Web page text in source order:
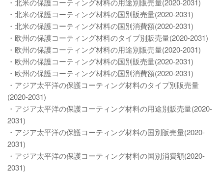
・北米の保護コーティング材料の用途別販売量(2020-2031)
・北米の保護コーティング材料の国別販売量(2020-2031)
・北米の保護コーティング材料の国別消費額(2020-2031)
・欧州の保護コーティング材料のタイプ別販売量(2020-2031)
・欧州の保護コーティング材料の用途別販売量(2020-2031)
・欧州の保護コーティング材料の国別販売量(2020-2031)
・欧州の保護コーティング材料の国別消費額(2020-2031)
・アジア太平洋の保護コーティング材料のタイプ別販売量
(2020-2031)
・アジア太平洋の保護コーティング材料の用途別販売量(2020-
2031)
・アジア太平洋の保護コーティング材料の国別販売量(2020-
2031)
・アジア太平洋の保護コーティング材料の国別消費額(2020-
2031)